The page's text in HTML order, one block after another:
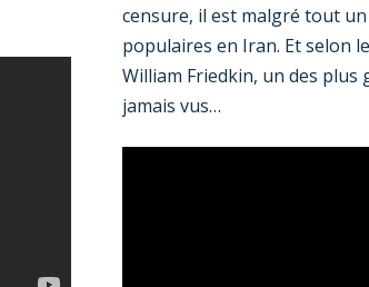
censure, il est malgré tout
populaires en Iran. Et selon
William Friedkin, un des plus
jamais vus…